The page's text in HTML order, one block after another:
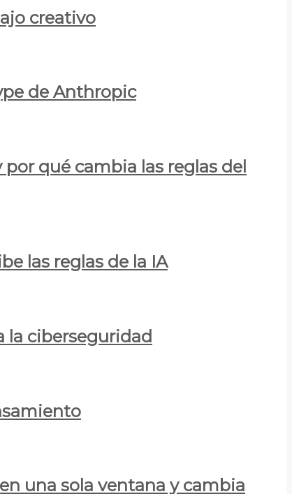
creativo
de Anthropic
qué cambia las reglas del
las reglas de la IA
la ciberseguridad
una sola ventana y cambia